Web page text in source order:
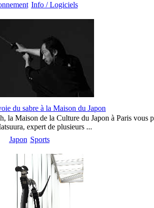
Info / Logiciels
du sabre à la Maison du Japon
Maison de la Culture du Japon à Paris vous
expert de plusieurs ...
Japon Sports